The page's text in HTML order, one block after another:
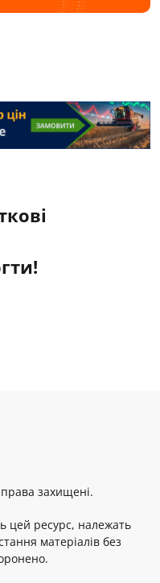
захищені.
цей ресурс, належать
матеріалів без